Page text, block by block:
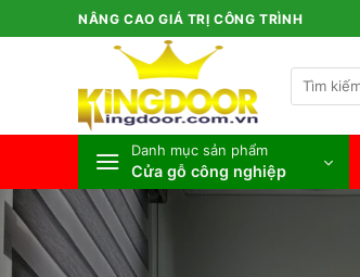
qua
NÂNG CAO GIÁ TRỊ CÔNG TRÌNH
Tìm
kiếm:
Danh mục sản phẩm
Cửa gỗ công nghiệp